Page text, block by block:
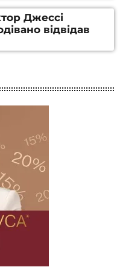
Джессі
відвідав